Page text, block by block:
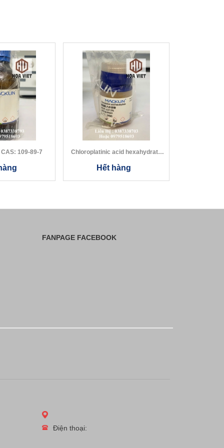
Diethylamine CAS: 109-89-7
Chloroplatinic acid hexahydrate
Hết hàng
FANPAGE FACEBOOK
Điện thoại: